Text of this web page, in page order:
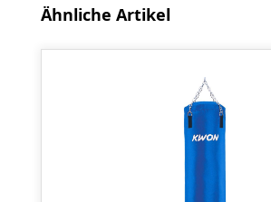
Produktgalerie überspringen
Ähnliche Artikel